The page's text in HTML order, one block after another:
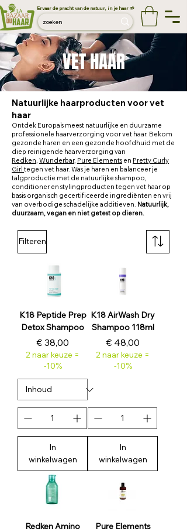
Ervaar de pracht van de natuur, in je haar 🌱
VET HAAR
Natuurlijke haarproducten voor vet
haar
Ontdek Europa's meest natuurlijke en duurzame
professionele haarverzorging voor vet haar. Bekom
gezonde haren en een gezonde hoofdhuid met de
diep reinigende haarverzorging van
Redken Wunderbar, Pure Elements en Pretty Curly
Girl tegen vet haar. Was je haren en balanceer je
talgproductie met de natuurlijke shampoo,
conditioner en stylingproducten tegen vet haar op
basis organisch gecertificeerde ingrediënten en vrij
van overbodige schadelijke additieven. Natuurlijk,
duurzaam, vegan en niet getest op dieren.
Filteren
K18 Peptide Prep
Detox Shampoo
Prijs
€ 38,00
2 naar keuze =
-10%
In
winkelwagen
K18 AirWash Dry
Shampoo 118ml
Prijs
€ 48,00
2 naar keuze =
-10%
In
winkelwagen
Redken Amino
Pure Elements